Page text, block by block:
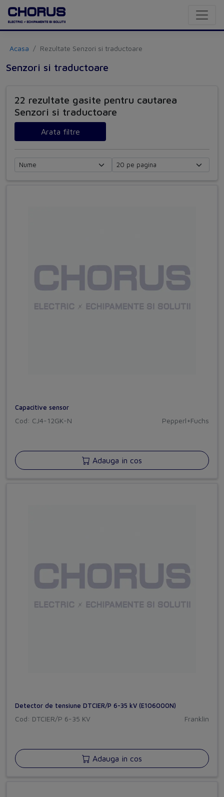
Acasa Rezultate Senzori si traductoare
Senzori si traductoare
22 rezultate gasite pentru cautarea
Senzori si traductoare
Arata filtre
Capacitive sensor
Cod: CJ4-12GK-N Pepperl+Fuchs
Adauga in cos
Detector de tensiune DTCIER/P 6-35 kV (E106000N)
Cod: DTCIER/P 6-35 KV Franklin
Adauga in cos